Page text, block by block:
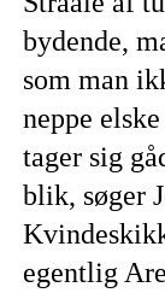
bydende,
som man
neppe
tager sig
blik, søger
egentlig